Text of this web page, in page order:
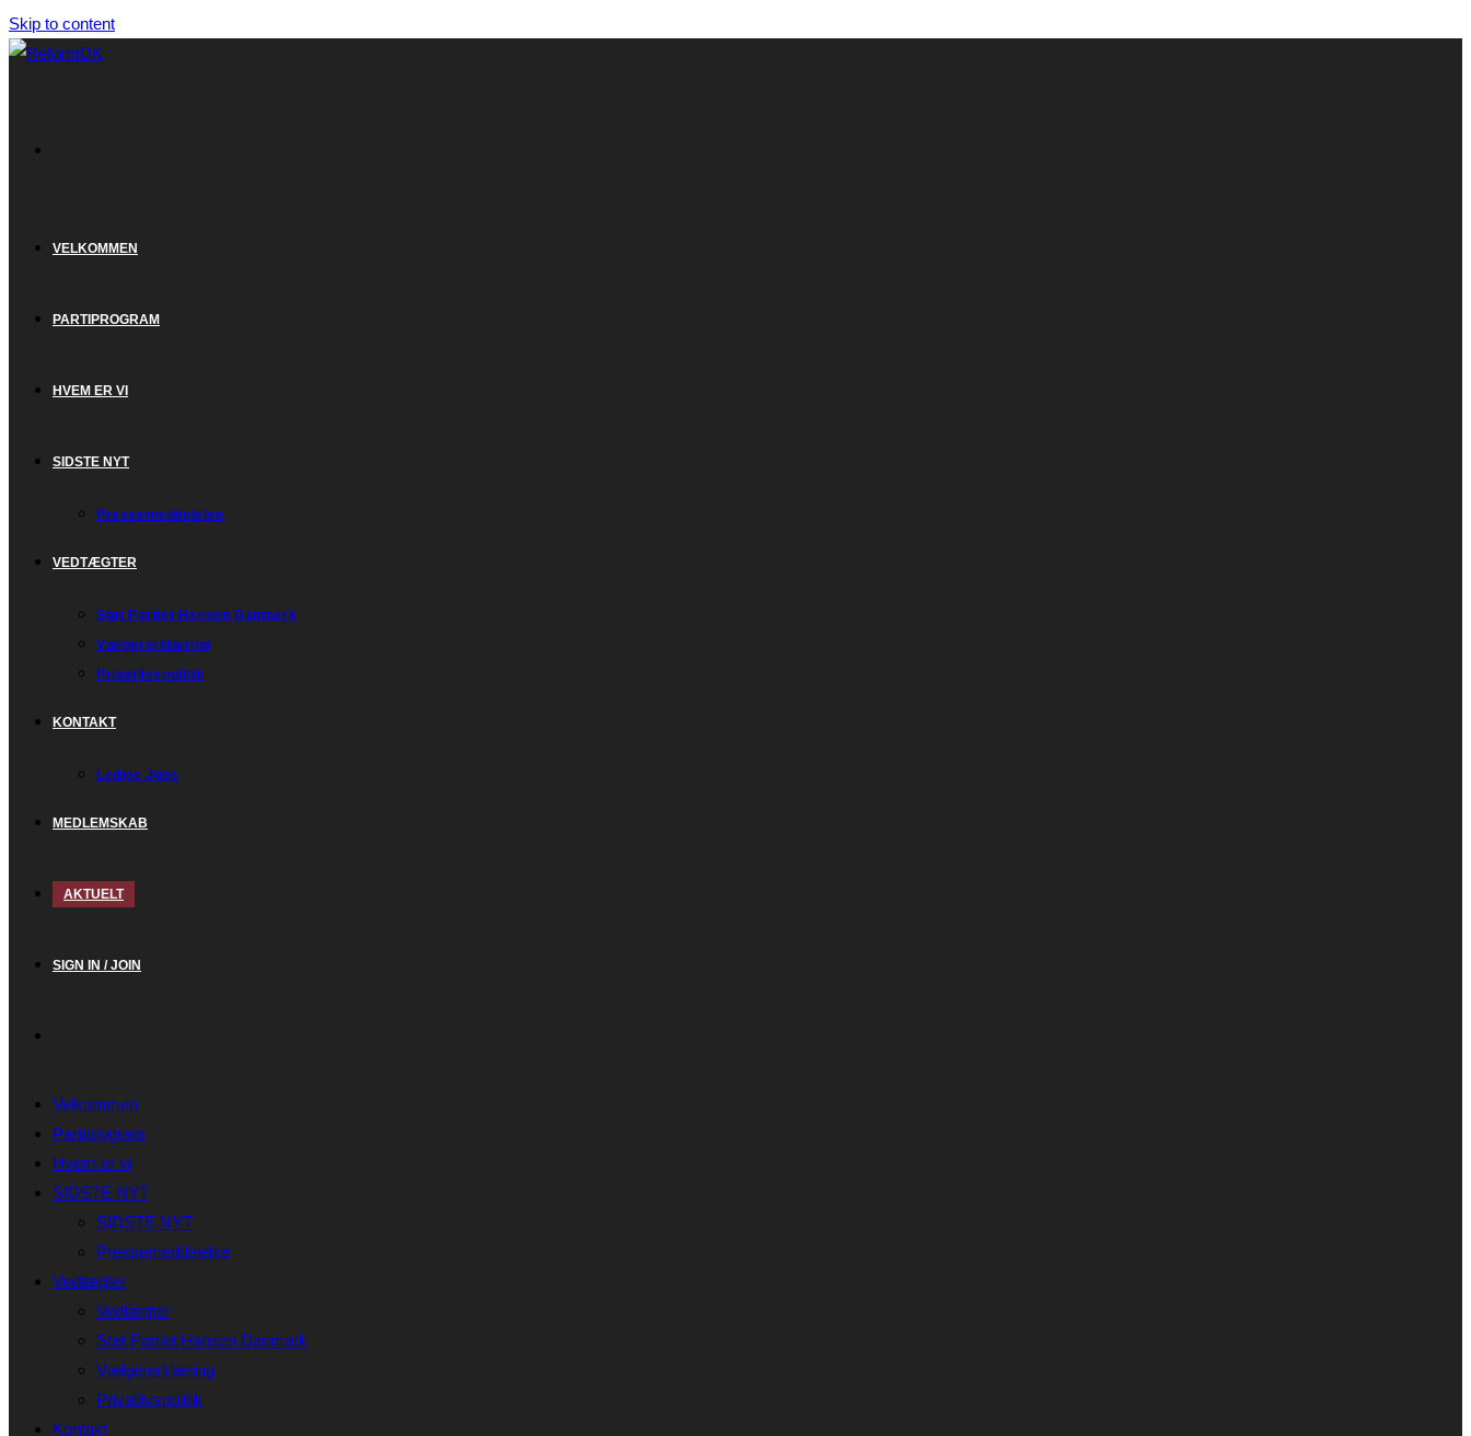
Skip to content
VELKOMMEN
PARTIPROGRAM
HVEM ER VI
SIDSTE NYT
Pressemeddelelse
VEDTÆGTER
Støt Partiet Hansen Danmark
Vælgererklæring
Privatlivspolitik
KONTAKT
Ledige Jobs
MEDLEMSKAB
AKTUELT
SIGN IN / JOIN
Velkommen
Partiprogram
Hvem er vi
SIDSTE NYT
SIDSTE NYT
Pressemeddelelse
Vedtægter
Vedtægter
Støt Partiet Hansen Danmark
Vælgererklæring
Privatlivspolitik
Kontakt